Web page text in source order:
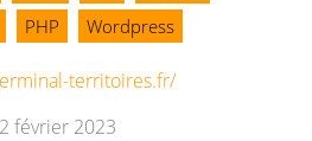
PHP Wordpress
territoires.fr/
février 2023